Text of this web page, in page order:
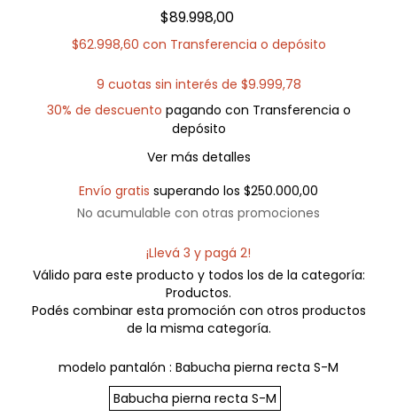
$89.998,00
$62.998,60 con Transferencia o depósito
9 cuotas sin interés de $9.999,78
30% de descuento pagando con Transferencia o
depósito
Ver más detalles
Envío gratis superando los $250.000,00
No acumulable con otras promociones
¡Llevá 3 y pagá 2!
Válido para este producto y todos los de la categoría:
Productos.
Podés combinar esta promoción con otros productos
de la misma categoría.
modelo pantalón : Babucha pierna recta S-M
Babucha pierna recta S-M